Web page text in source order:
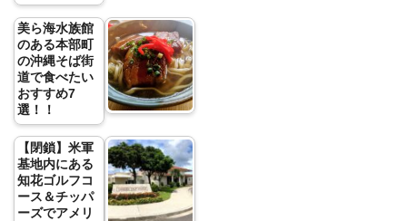
美ら海水族館
のある本部町
の沖縄そば街
道で食べたい
おすすめ7
選！！
【閉鎖】米軍
基地内にある
知花ゴルフコ
ース＆チッパ
ーズでアメリ